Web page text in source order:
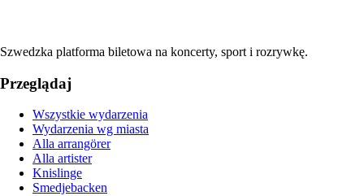
Szwedzka platforma biletowa na koncerty, sport i rozrywkę.
Przeglądaj
Wszystkie wydarzenia
Wydarzenia wg miasta
Alla arrangörer
Alla artister
Knislinge
Smedjebacken